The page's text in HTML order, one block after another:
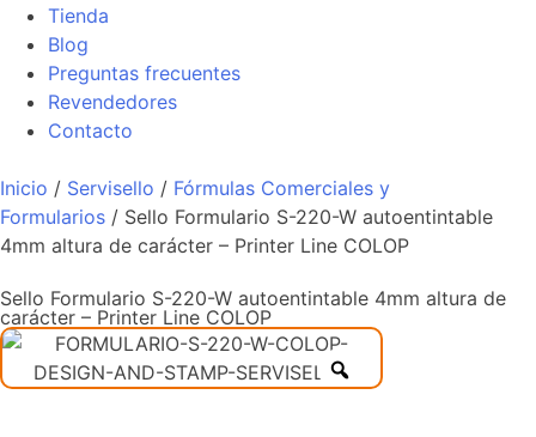
Tienda
Blog
Preguntas frecuentes
Revendedores
Contacto
Inicio / Servisello / Fórmulas Comerciales y
Formularios / Sello Formulario S-220-W autoentintable
4mm altura de carácter – Printer Line COLOP
Sello Formulario S-220-W autoentintable 4mm altura de
carácter – Printer Line COLOP